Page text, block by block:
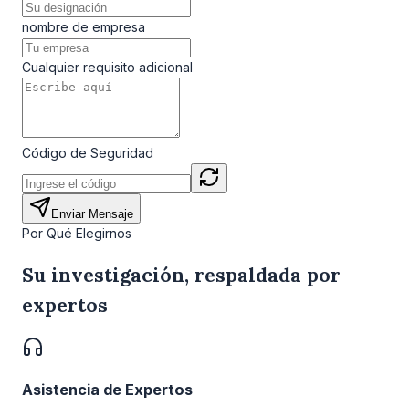
nombre de empresa
Cualquier requisito adicional
Código de Seguridad
Enviar Mensaje
Por Qué Elegirnos
Su investigación, respaldada por
expertos
Asistencia de Expertos